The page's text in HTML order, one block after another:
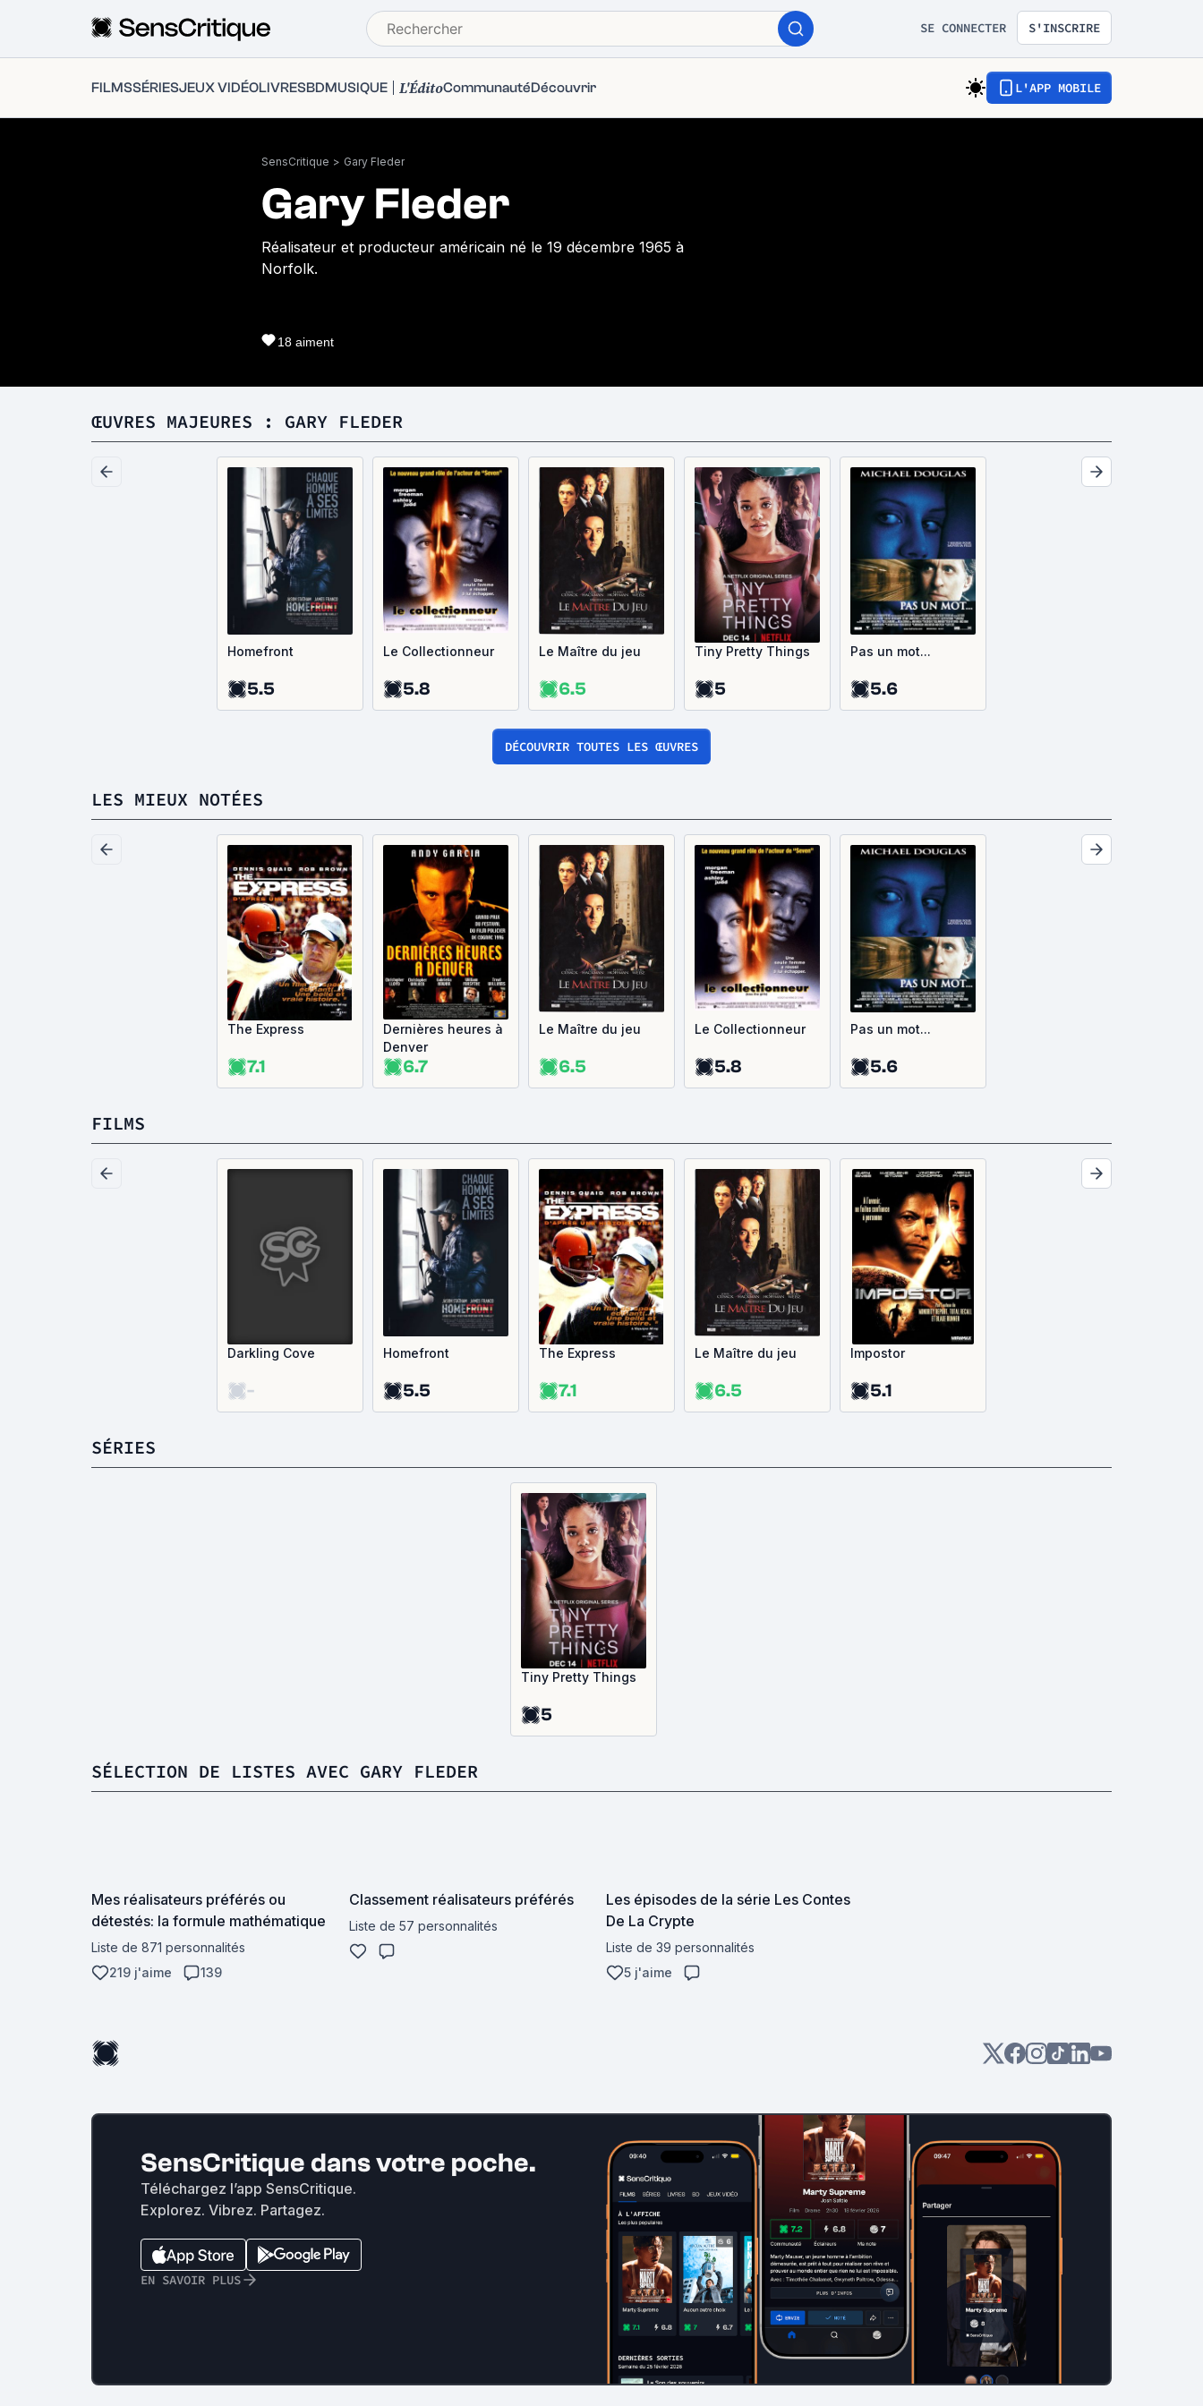
SE CONNECTER S'INSCRIRE
FILMSSÉRIESJEUX VIDÉOLIVRESBDMUSIQUE L'ÉditoCommunautéDécouvrir L'APP MOBILE
SensCritique > Gary Fleder
Gary Fleder
Réalisateur et producteur américain né le 19 décembre 1965 à
Norfolk.
18 aiment
ŒUVRES MAJEURES : GARY FLEDER
Homefront
5.5
Le Collectionneur
5.8
Le Maître du jeu
6.5
Tiny Pretty Things
5
Pas un mot...
5.6
DÉCOUVRIR TOUTES LES ŒUVRES
LES MIEUX NOTÉES
The Express
7.1
Dernières heures à
Denver
6.7
Le Maître du jeu
6.5
Le Collectionneur
5.8
Pas un mot...
5.6
FILMS
Darkling Cove
-
Homefront
5.5
The Express
7.1
Le Maître du jeu
6.5
Impostor
5.1
SÉRIES
Tiny Pretty Things
5
SÉLECTION DE LISTES AVEC GARY FLEDER
Mes réalisateurs préférés ou
détestés: la formule mathématique
Liste de 871 personnalités
219 j'aime
139
Classement réalisateurs préférés
Liste de 57 personnalités
Les épisodes de la série Les Contes
De La Crypte
Liste de 39 personnalités
5 j'aime
SensCritique dans votre poche.
Téléchargez l’app SensCritique.
Explorez. Vibrez. Partagez.
EN SAVOIR PLUS